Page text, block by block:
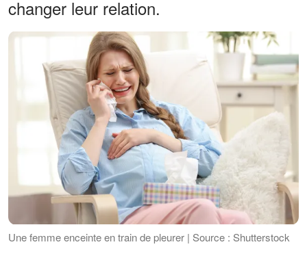
changer leur relation.
Une femme enceinte en train de pleurer | Source : Shutterstock